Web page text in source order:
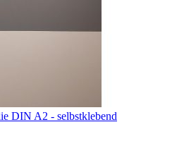
DIN A2 - selbstklebend